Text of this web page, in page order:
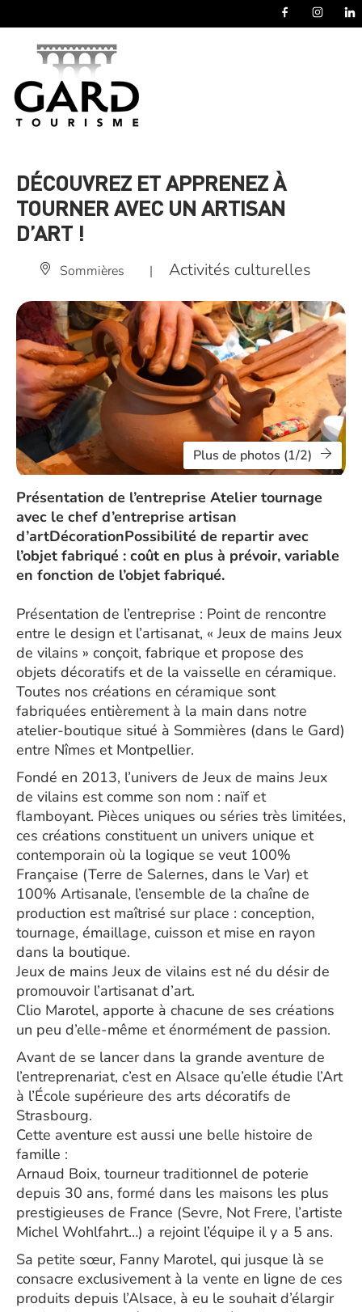
DÉCOUVREZ ET APPRENEZ À
TOURNER AVEC UN ARTISAN
D’ART !
Sommières | Activités culturelles
Plus de photos (1/2)
Présentation de l’entreprise Atelier tournage
avec le chef d’entreprise artisan
d’artDécorationPossibilité de repartir avec
l’objet fabriqué : coût en plus à prévoir, variable
en fonction de l’objet fabriqué.
Présentation de l’entreprise : Point de rencontre
entre le design et l’artisanat, « Jeux de mains Jeux
de vilains » conçoit, fabrique et propose des
objets décoratifs et de la vaisselle en céramique.
Toutes nos créations en céramique sont
fabriquées entièrement à la main dans notre
atelier-boutique situé à Sommières (dans le Gard)
entre Nîmes et Montpellier.
Fondé en 2013, l’univers de Jeux de mains Jeux
de vilains est comme son nom : naïf et
flamboyant. Pièces uniques ou séries très limitées,
ces créations constituent un univers unique et
contemporain où la logique se veut 100%
Française (Terre de Salernes, dans le Var) et
100% Artisanale, l’ensemble de la chaîne de
production est maîtrisé sur place : conception,
tournage, émaillage, cuisson et mise en rayon
dans la boutique.
Jeux de mains Jeux de vilains est né du désir de
promouvoir l’artisanat d’art.
Clio Marotel, apporte à chacune de ses créations
un peu d’elle-même et énormément de passion.
Avant de se lancer dans la grande aventure de
l’entreprenariat, c’est en Alsace qu’elle étudie l’Art
à l’École supérieure des arts décoratifs de
Strasbourg.
Cette aventure est aussi une belle histoire de
famille :
Arnaud Boix, tourneur traditionnel de poterie
depuis 30 ans, formé dans les maisons les plus
prestigieuses de France (Sevre, Not Frere, l’artiste
Michel Wohlfahrt…) a rejoint l’équipe il y a 5 ans.
Sa petite sœur, Fanny Marotel, qui jusque là se
consacre exclusivement à la vente en ligne de ces
produits depuis l’Alsace, à eu le souhait d’élargir